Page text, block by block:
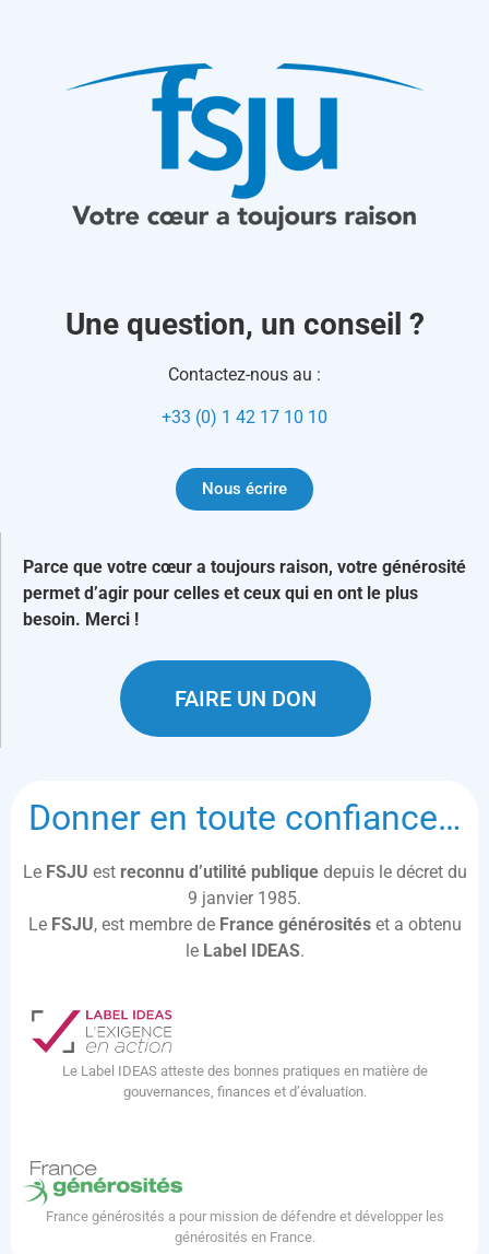
Une question, un conseil ?
Contactez-nous au :
+33 (0) 1 42 17 10 10
Nous écrire
Parce que votre cœur a toujours raison, votre générosité
permet d’agir pour celles et ceux qui en ont le plus
besoin. Merci !
FAIRE UN DON
Donner en toute confiance…
Le FSJU est reconnu d’utilité publique depuis le décret du
9 janvier 1985.
Le FSJU, est membre de France générositéset a obtenu
le Label IDEAS.
Le Label IDEAS atteste des bonnes pratiques en matière de
gouvernances, finances et d’évaluation.
France générosités a pour mission de défendre et développer les
générosités en France.